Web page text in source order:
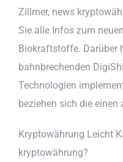
Zillmer, news
Sie alle Infos zum
Biokraftstoffe. Darüber
bahnbrechenden
Technologien
beziehen sich die einen
Kryptowährung Leicht
kryptowährung?